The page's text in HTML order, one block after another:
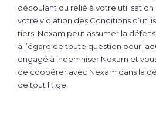
découlant ou relié à votre
votre violation des Conditions
tiers. Nexam peut assumer la
à l’égard de toute question pour
engagé à indemniser Nexam et
de coopérer avec Nexam dans la
de tout litige.